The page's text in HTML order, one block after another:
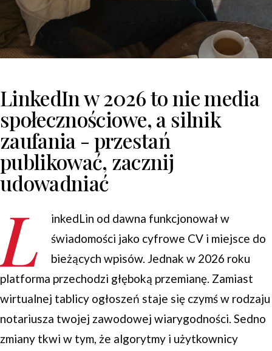
LinkedIn w 2026 to nie media
społecznościowe, a silnik
zaufania - przestań
publikować, zacznij
udowadniać
L
inkedLin od dawna funkcjonował w
świadomości jako cyfrowe CV i miejsce do
bieżących wpisów. Jednak w 2026 roku
platforma przechodzi głęboką przemianę. Zamiast
wirtualnej tablicy ogłoszeń staje się czymś w rodzaju
notariusza twojej zawodowej wiarygodności. Sedno
zmiany tkwi w tym, że algorytmy i użytkownicy